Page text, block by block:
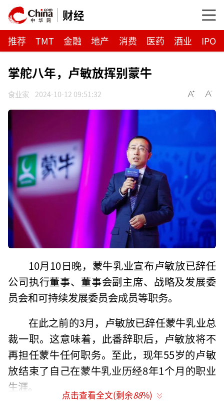
财经
推荐 TMT 金融 地产 消费 医药 酒业 IPO
掌舵八年，卢敏放挥别蒙牛
食业家 2024-10-12 09:51:32
10月10日晚，蒙牛乳业宣布卢敏放已辞任
公司执行董事、董事会副主席、战略及发展委
员会和可持续发展委员会成员等职务。
在此之前的3月，卢敏放已辞任蒙牛乳业总
裁一职。这意味着，此番辞职后，卢敏放将不
再担任蒙牛任何职务。至此，现年55岁的卢敏
放结束了自己在蒙牛乳业历经8年1个月的职业
生涯。
点击查看全文(剩余88%)